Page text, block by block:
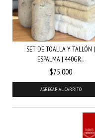
SET DE TOALLA Y TALLÓN |
ESPALMA | 440GR...
$75.000
AGREGAR AL CARRITO